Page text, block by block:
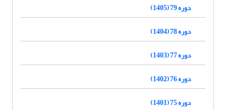
دوره 79 (1405)
دوره 78 (1404)
دوره 77 (1403)
دوره 76 (1402)
دوره 75 (1401)